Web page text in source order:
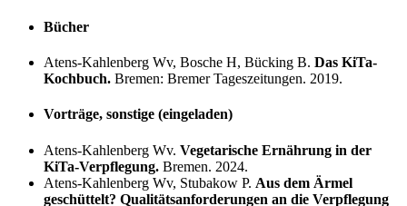
Bücher
Atens-Kahlenberg Wv, Bosche H, Bücking B. Das KiTa-
Kochbuch. Bremen: Bremer Tageszeitungen. 2019.
Vorträge, sonstige (eingeladen)
Atens-Kahlenberg Wv. Vegetarische Ernährung in der
KiTa-Verpflegung. Bremen. 2024.
Atens-Kahlenberg Wv, Stubakow P. Aus dem Ärmel
geschüttelt? Qualitätsanforderungen an die Verpflegung